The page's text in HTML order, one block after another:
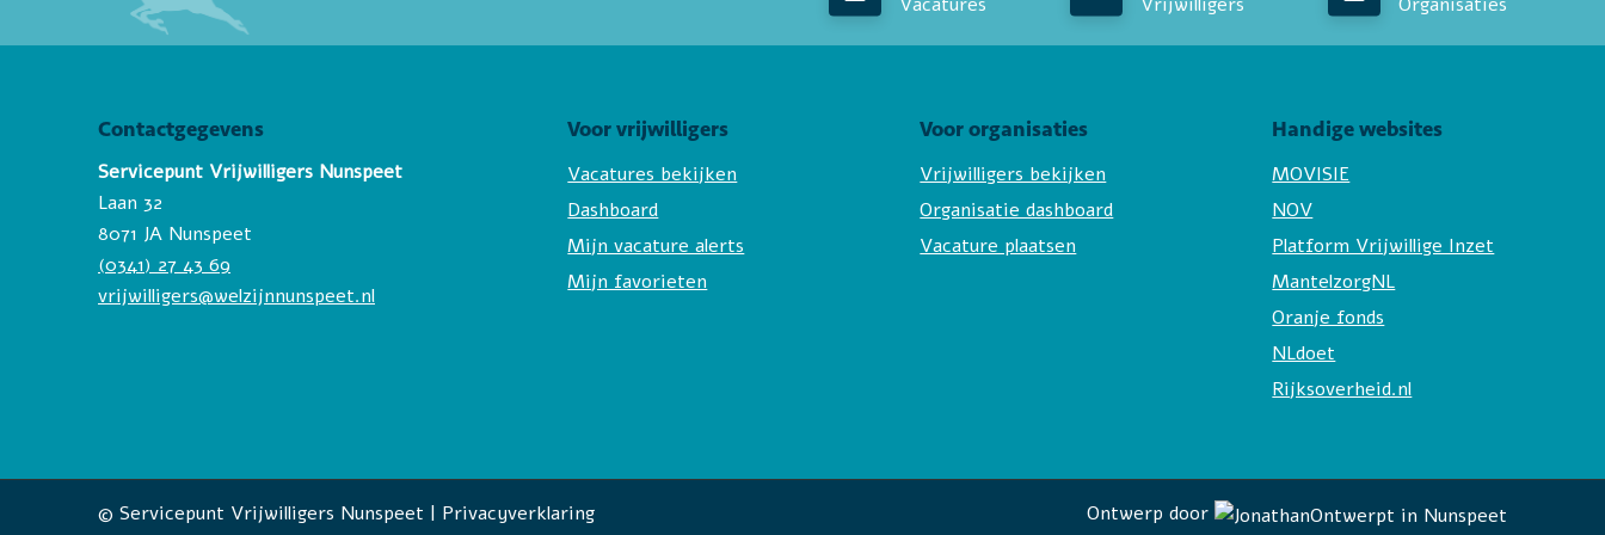
Contactgegevens
Servicepunt Vrijwilligers Nunspeet
Laan 32
8071 JA Nunspeet
(0341) 27 43 69
vrijwilligers@welzijnnunspeet.nl
Voor vrijwilligers
Vacatures bekijken
Dashboard
Mijn vacature alerts
Mijn favorieten
Voor organisaties
Vrijwilligers bekijken
Organisatie dashboard
Vacature plaatsen
Handige websites
MOVISIE
NOV
Platform Vrijwillige Inzet
MantelzorgNL
Oranje fonds
NLdoet
Rijksoverheid.nl
© Servicepunt Vrijwilligers Nunspeet | Privacyverklaring Ontwerp door